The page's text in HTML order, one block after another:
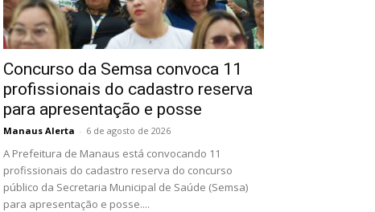
Concurso da Semsa convoca 11
profissionais do cadastro reserva
para apresentação e posse
Manaus Alerta - 6 de agosto de 2026
A Prefeitura de Manaus está convocando 11
profissionais do cadastro reserva do concurso
público da Secretaria Municipal de Saúde (Semsa)
para apresentação e posse....